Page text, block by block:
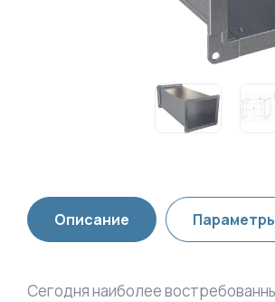
Описание
Сегодня наиболее